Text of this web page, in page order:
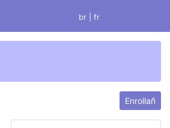
br | fr
Enrollañ